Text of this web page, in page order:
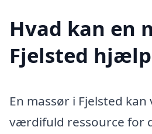
Hvad kan en
Fjelsted
En massør i Fjelsted
værdifuld ressource for